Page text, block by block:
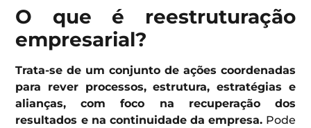
O que é reestruturação
empresarial?
Trata-se de um conjunto de ações coordenadas
para rever processos, estrutura, estratégias e
alianças, com foco na recuperação dos
resultados e na continuidade da empresa. Pode